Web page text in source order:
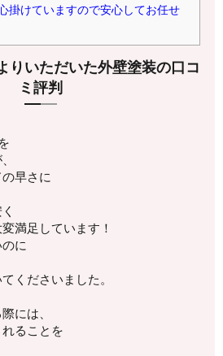
掛けていますので安心してお任せ
りいただいた外壁塗装の口コ
ミ評判
早さに
満足しています！
に
くださいました。
には、
ることを